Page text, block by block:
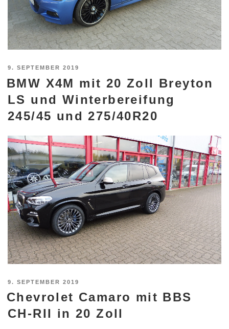
VERÖFFENTLICHT
AM
9. SEPTEMBER 2019
BMW X4M mit 20 Zoll Breyton
LS und Winterbereifung
245/45 und 275/40R20
VERÖFFENTLICHT
AM
9. SEPTEMBER 2019
Chevrolet Camaro mit BBS
CH-RII in 20 Zoll